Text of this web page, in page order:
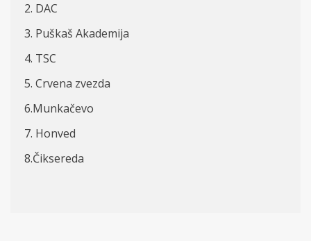
2. DAC
3. Puškaš Akademija
4. TSC
5. Crvena zvezda
6.Munkačevo
7. Honved
8.Čiksereda